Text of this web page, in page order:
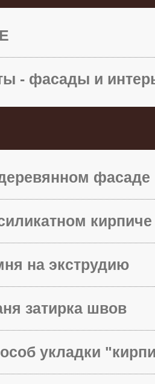
- фасады и
фасаде
кирпиче
на экструдию
затирка швов
укладки